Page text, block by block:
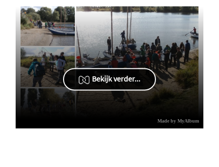
Bekijk verder...
Made by MyAlbum